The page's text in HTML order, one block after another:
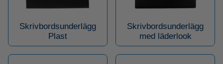
Skrivbordsunderlägg
Plast
Skrivbordsunderlägg
med läderlook